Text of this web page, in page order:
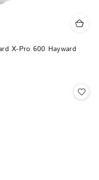
X-Pro 600 Hayward